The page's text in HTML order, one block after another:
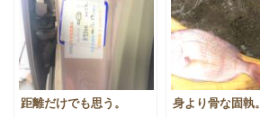
距離だけでも思う。 身より骨な固執。